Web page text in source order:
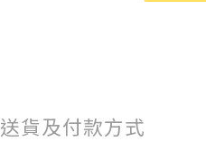
送貨及付款方式